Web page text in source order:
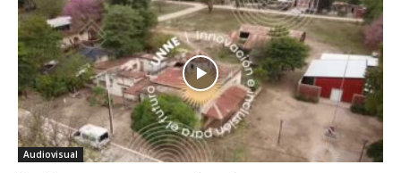
Audiovisual